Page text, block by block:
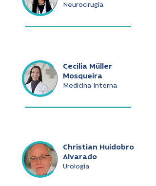
Neurocirugía
Cecilia Müller
Mosqueira
Medicina Interna
Christian Huidobro
Alvarado
Urología